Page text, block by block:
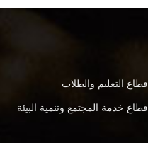
قطاع التعليم والطلاب
قطاع خدمة المجتمع وتنمية البيئة